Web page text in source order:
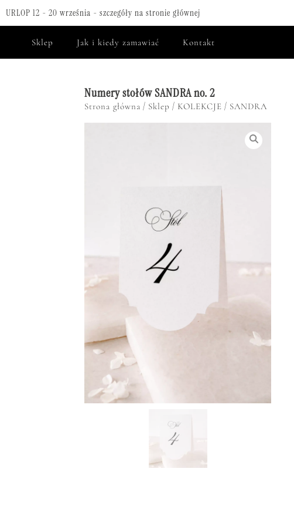
URLOP 12 - 20 września - szczegóły na stronie głównej
Sklep Jak i kiedy zamawiać Kontakt
Numery stołów SANDRA no. 2
Strona główna / Sklep / KOLEKCJE / SANDRA